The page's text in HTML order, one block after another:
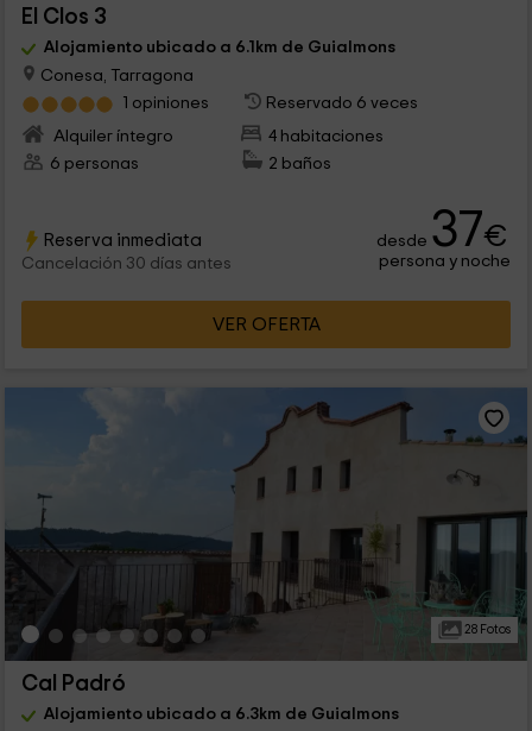
El Clos 3
Alojamiento ubicado a 6.1km de Guialmons
Conesa, Tarragona
1 opiniones
Reservado 6 veces
Alquiler íntegro
4 habitaciones
6 personas
2 baños
Reserva inmediata
Cancelación 30 días antes
desde 37€
persona y noche
VER OFERTA
28 Fotos
Cal Padró
Alojamiento ubicado a 6.3km de Guialmons